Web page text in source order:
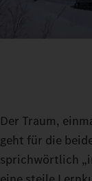
Der Traum,
geht für die
sprichwörtlich